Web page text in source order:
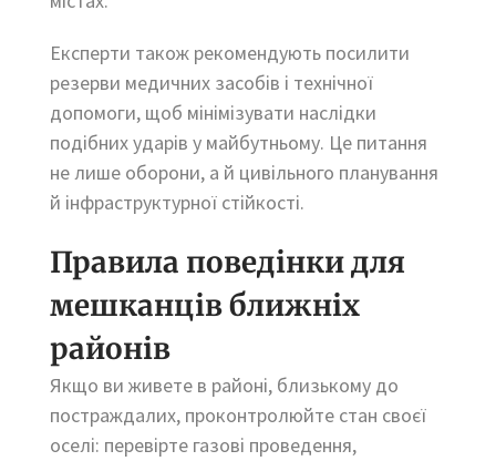
Експерти також рекомендують посилити
резерви медичних засобів і технічної
допомоги, щоб мінімізувати наслідки
подібних ударів у майбутньому. Це питання
не лише оборони, а й цивільного планування
й інфраструктурної стійкості.
Правила поведінки для
мешканців ближніх
районів
Якщо ви живете в районі, близькому до
постраждалих, проконтролюйте стан своєї
оселі: перевірте газові проведення,